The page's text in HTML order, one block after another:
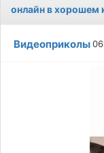
онлайн в хорошем
Видеоприколы